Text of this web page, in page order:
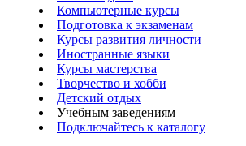
Компьютерные курсы
Подготовка к экзаменам
Курсы развития личности
Иностранные языки
Курсы мастерства
Творчество и хобби
Детский отдых
Учебным заведениям
Подключайтесь к каталогу